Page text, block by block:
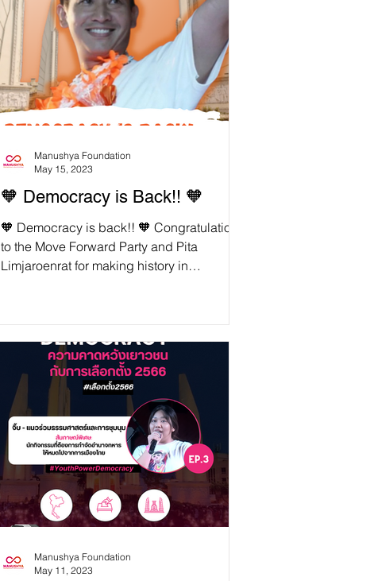
🧡 Democracy is Back!! 🧡
🧡 Democracy is back!! 🧡 Congratulations
to the Move Forward Party and Pita
Limjaroenrat for making history in
Manushya Foundation
May 15, 2023
Manushya Foundation
May 11, 2023